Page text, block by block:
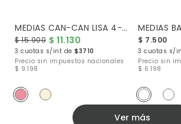
MEDIAS CAN-CAN LISA 4-10
$ 15.900 $ 11.130
3 cuotas s/int de $3710
Precio sin impuestos nacionales
$ 9.198
MEDIAS
$ 7.500
3 cuotas s/
Precio sin
$ 6.198
Ver más